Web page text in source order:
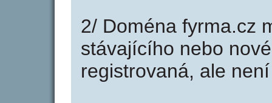
2/ Doména fyrma.cz
stávajícího nebo
registrovaná, ale